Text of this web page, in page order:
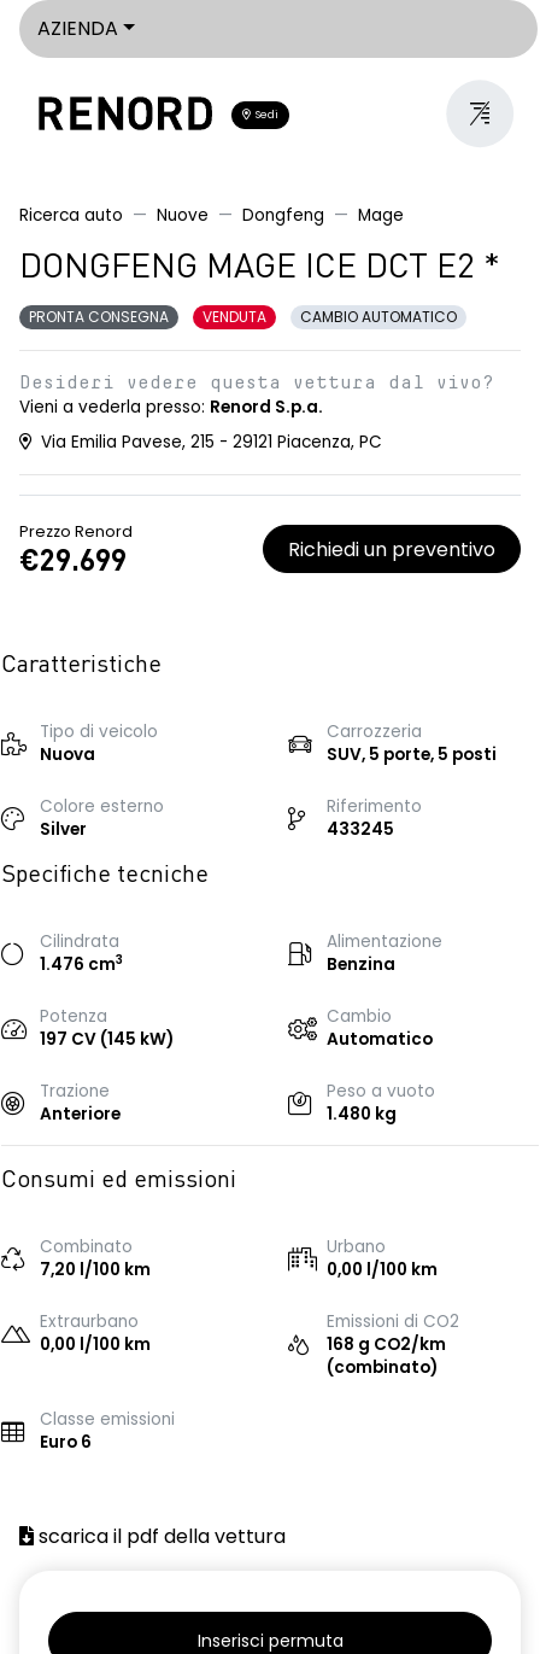
AZIENDA
Sedi
Ricerca auto Nuove Dongfeng Mage
DONGFENG MAGE ICE DCT E2 *
PRONTA CONSEGNA VENDUTA CAMBIO AUTOMATICO
Desideri vedere questa vettura dal vivo?
Vieni a vederla presso: Renord S.p.a.
Via Emilia Pavese, 215 - 29121 Piacenza, PC
Prezzo Renord
€29.699 Richiedi un preventivo
Caratteristiche
Tipo di veicolo
Nuova
Carrozzeria
SUV, 5 porte, 5 posti
Colore esterno
Silver
Riferimento
433245
Specifiche tecniche
Cilindrata
1.476 cm3
Alimentazione
Benzina
Potenza
197 CV (145 kW)
Cambio
Automatico
Trazione
Anteriore
Peso a vuoto
1.480 kg
Consumi ed emissioni
Combinato
7,20 l/100 km
Urbano
0,00 l/100 km
Extraurbano
0,00 l/100 km
Emissioni di CO2
168 g CO2/km
(combinato)
Classe emissioni
Euro 6
scarica il pdf della vettura
Inserisci permuta